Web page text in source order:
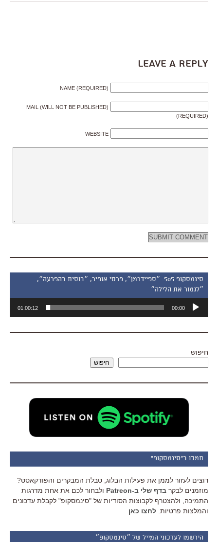
Leave a Reply
NAME (REQUIRED)
MAIL (WILL NOT BE PUBLISHED)
(REQUIRED)
WEBSITE
סינמסקופ 505: ״ספיידרמן״, פרסי אופיר, ״בוסית בהפרעה״,
״לגמור את הלילה״
אודיו
00:00
01:00:12
חיפוש
חיפוש
תמכו ב"סינמסקופ"
רוצים לעזור לממן את פעילות הבלוג, טבלת המבקרים והפודקאסט?
מוזמנים לבקר בדף שלי ב-Patreon
ולבחור לכם את אחת מדרגות
התמיכה, ולהצטרף לקבוצות הסודיות של "סינמסקופ" לקבלת עדכונים
והמלצות פרטיות. לחצו כאן
הירשמו לעדכוני המייל של ״סינמסקופ״